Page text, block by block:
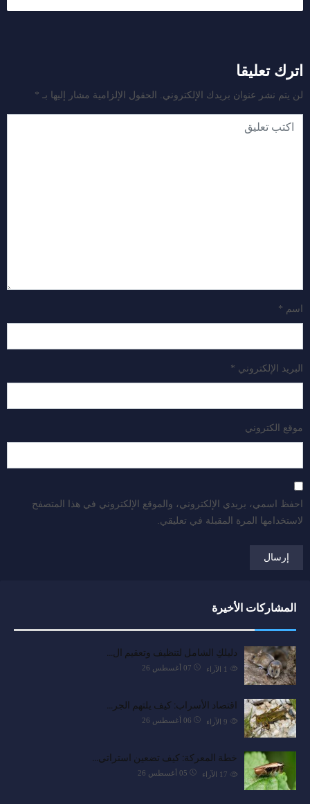
اترك تعليقا
لن يتم نشر عنوان بريدك الإلكتروني. الحقول الإلزامية مشار إليها بـ *
اسم *
البريد الإلكتروني *
موقع الكتروني
احفظ اسمي، بريدي الإلكتروني، والموقع الإلكتروني في هذا المتصفح
لاستخدامها المرة المقبلة في تعليقي.
المشاركات الأخيرة
دليلكِ الشامل لتنظيف وتعقيم ال…
07 أغسطس 26 الآراء
اقتصاد الأسراب: كيف يلتهم الجر…
06 أغسطس 26 الآراء
خطة المعركة: كيف تضعين استراتي…
05 أغسطس 26 الآراء